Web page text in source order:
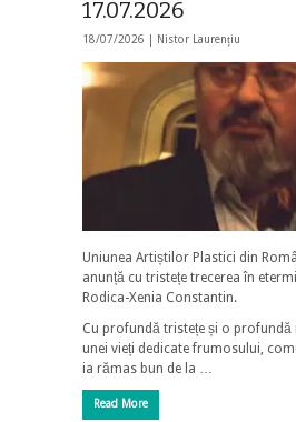
17.07.2026
18/07/2026 | Nistor Laurențiu
Uniunea Artiștilor Plastici din
anunță cu tristețe trecerea în
Rodica-Xenia Constantin.
Cu profundă tristețe și o profundă
unei vieți dedicate frumosului,
ia rămas bun de la …
Read More